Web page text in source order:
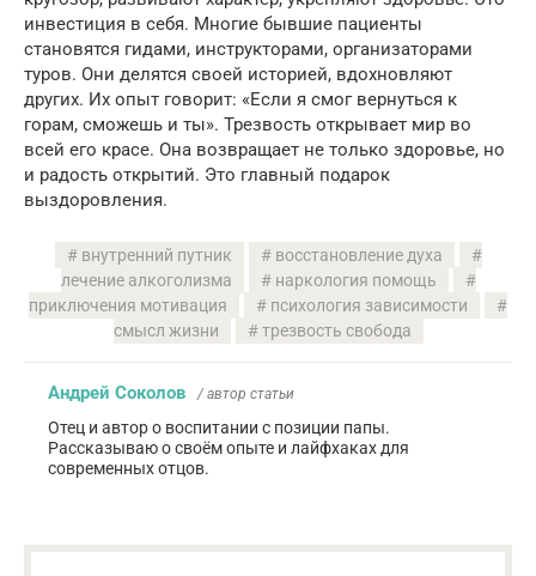
инвестиция в себя. Многие бывшие пациенты
становятся гидами, инструкторами, организаторами
туров. Они делятся своей историей, вдохновляют
других. Их опыт говорит: «Если я смог вернуться к
горам, сможешь и ты». Трезвость открывает мир во
всей его красе. Она возвращает не только здоровье, но
и радость открытий. Это главный подарок
выздоровления.
внутренний путник
восстановление духа
лечение алкоголизма
наркология помощь
приключения мотивация
психология зависимости
смысл жизни
трезвость свобода
Андрей Соколов / автор статьи
Отец и автор о воспитании с позиции папы.
Рассказываю о своём опыте и лайфхаках для
современных отцов.